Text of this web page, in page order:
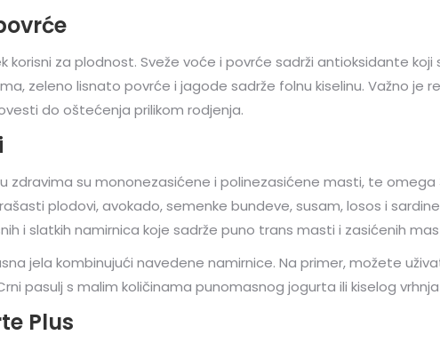
korisni za plodnost. Sveže voće i povrće sadrži antioksidante
zeleno lisnato povrće i jagode sadrže folnu kiselinu. Važno
do oštećenja prilikom rodjenja.
zdravima su mononezasićene i polinezasićene masti, te
plodovi, avokado, semenke bundeve, susam, losos i
i slatkih namirnica koje sadrže puno trans masti i zasićenih
jela kombinujući navedene namirnice. Na primer, možete
pasulj s malim količinama punomasnog jogurta ili kiselog
Plus